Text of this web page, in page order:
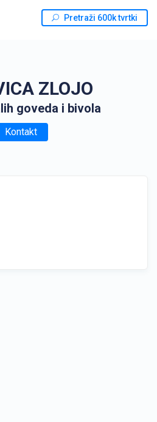
Pretraži 600k tvrtki
ZLOJO
goveda i bivola
Kontakt